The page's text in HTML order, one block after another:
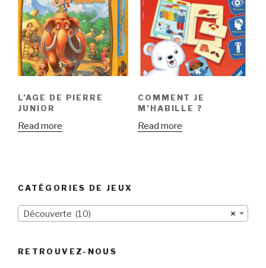
L’AGE DE PIERRE
JUNIOR
Read more
COMMENT JE
M’HABILLE ?
Read more
CATÉGORIES DE JEUX
×
Découverte (10)
RETROUVEZ-NOUS